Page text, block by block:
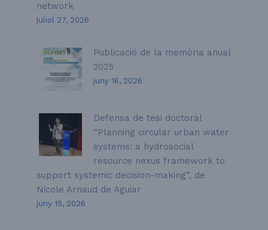
network
juliol 27, 2026
Publicació de la memòria anual
2025
juny 16, 2026
Defensa de tesi doctoral
“Planning circular urban water
systems: a hydrosocial
resource nexus framework to
support systemic decision-making”, de
Nicole Arnaud de Aguiar
juny 15, 2026